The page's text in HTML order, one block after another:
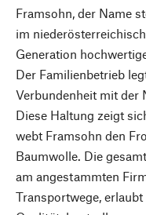
Framsohn, der Name
im
Generation
Der Familienbetrieb
Verbundenheit mit der
Diese Haltung zeigt
webt Framsohn den
Baumwolle. Die
am angestammten
Transportwege,